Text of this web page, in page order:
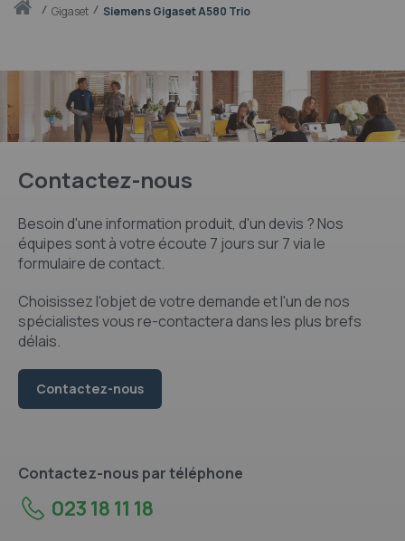
Accueilgigaset Siemens Gigaset A580 Trio
Contactez-nous
Besoin d'une information produit, d'un devis ? Nos
équipes sont à votre écoute 7 jours sur 7 via le
formulaire de contact.
Choisissez l'objet de votre demande et l'un de nos
spécialistes vous re-contactera dans les plus brefs
délais.
Contactez-nous
Contactez-nous par téléphone
023 18 11 18